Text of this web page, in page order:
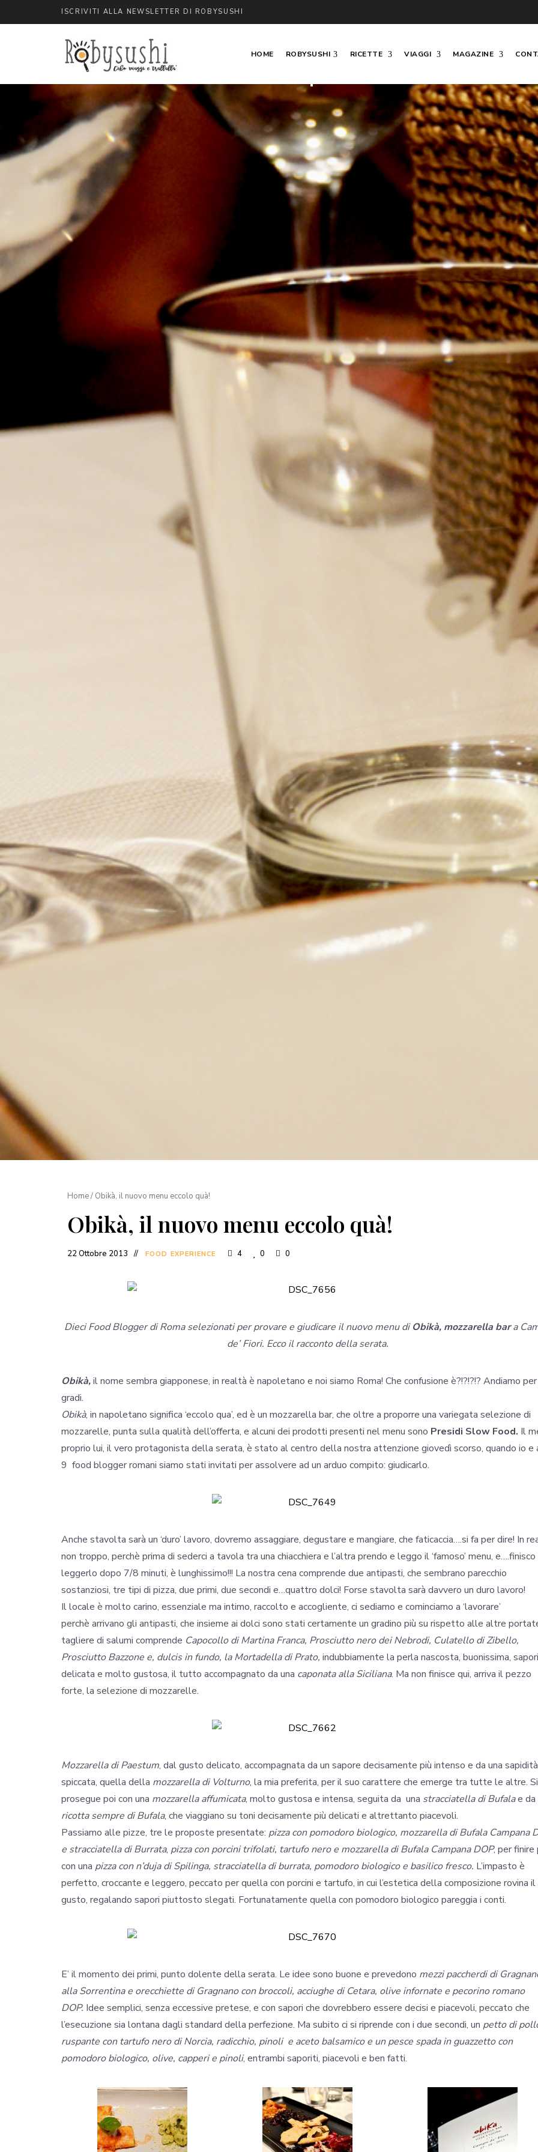
ISCRIVITI ALLA NEWSLETTER DI ROBYSUSHI
Robysushi
cibo
viaggi
trallallà
HOME ROBYSUSHI RICETTE VIAGGI MAGAZINE
Home/ Obikà, il nuovo menu eccolo quà!
Obikà, il nuovo menu eccolo quà!
22 Ottobre 2013 FOOD EXPERIENCE 4 0 0
Dieci Food Blogger di Roma selezionati per provare e giudicare il nuovo menu diObikà, mozzarella bara
de’ Fiori. Ecco il racconto della serata.
Obikà,il nome sembra giapponese, in realtà è napoletano e noi siamo Roma! Che confusione è?!?!?!? Andiamo per
gradi.
Obikà, in napoletano significa ‘eccolo qua’, ed è un mozzarella bar, che oltre a proporre una variegata selezione di
mozzarelle, punta sulla qualità dell’offerta, e alcuni dei prodotti presenti nel menu sono Presidi Slow Food. Il
proprio lui, il vero protagonista della serata, è stato al centro della nostra attenzione giovedì scorso, quando io e
9 food blogger romani siamo stati invitati per assolvere ad un arduo compito: giudicarlo.
Anche stavolta sarà un ‘duro’ lavoro, dovremo assaggiare, degustare e mangiare, che faticaccia….si fa per dire! In
non troppo, perchè prima di sederci a tavola tra una chiacchiera e l’altra prendo e leggo il ‘famoso’ menu, e….finisco
leggerlo dopo 7/8 minuti, è lunghissimo!!! La nostra cena comprende due antipasti, che sembrano parecchio
sostanziosi, tre tipi di pizza, due primi, due secondi e…quattro dolci! Forse stavolta sarà davvero un duro lavoro!
Il locale è molto carino, essenziale ma intimo, raccolto e accogliente, ci sediamo e cominciamo a ‘lavorare’
perchè arrivano gli antipasti, che insieme ai dolci sono stati certamente un gradino più su rispetto alle altre
tagliere di salumi comprende Capocollo di Martina Franca, Prosciutto nero dei Nebrodi, Culatello di Zibello,
Prosciutto Bazzone e, dulcis in fundo, la Mortadella di Prato, indubbiamente la perla nascosta, buonissima,
delicata e molto gustosa, il tutto accompagnato da una caponata alla Siciliana. Ma non finisce qui, arriva il pezzo
forte, la selezione di mozzarelle.
Mozzarella di Paestum, dal gusto delicato, accompagnata da un sapore decisamente più intenso e da una
spiccata, quella della mozzarella di Volturno, la mia preferita, per il suo carattere che emerge tra tutte le altre. Si
prosegue poi con una mozzarella affumicata, molto gustosa e intensa, seguita da una stracciatella di Bufalae da
ricotta sempre di Bufala, che viaggiano su toni decisamente più delicati e altrettanto piacevoli.
Passiamo alle pizze, tre le proposte presentate: pizza con pomodoro biologico, mozzarella di Bufala Campana
e stracciatella di Burrata, pizza con porcini trifolati, tartufo nero e mozzarella di Bufala Campana DOP, per finire
con una pizza con n’duja di Spilinga, stracciatella di burrata, pomodoro biologico e basilico fresco. L’impasto è
perfetto, croccante e leggero, peccato per quella con porcini e tartufo, in cui l’estetica della composizione rovina il
gusto, regalando sapori piuttosto slegati. Fortunatamente quella con pomodoro biologico pareggia i conti.
E’ il momento dei primi, punto dolente della serata. Le idee sono buone e prevedono mezzi paccherdi di
alla Sorrentina e orecchiette di Gragnano con broccoli, acciughe di Cetara, olive infornate e pecorino romano
DOP. Idee semplici, senza eccessive pretese, e con sapori che dovrebbero essere decisi e piacevoli, peccato che
l’esecuzione sia lontana dagli standard della perfezione. Ma subito ci si riprende con i due secondi, un petto di
ruspante con tartufo nero di Norcia, radicchio, pinoli e aceto balsamico e un pesce spada in guazzetto con
pomodoro biologico, olive, capperi e pinoli, entrambi saporiti, piacevoli e ben fatti.